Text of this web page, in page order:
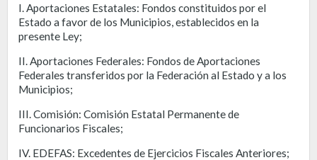
I. Aportaciones Estatales: Fondos constituidos por el
Estado a favor de los Municipios, establecidos en la
presente Ley;
II. Aportaciones Federales: Fondos de Aportaciones
Federales transferidos por la Federación al Estado y a los
Municipios;
III. Comisión: Comisión Estatal Permanente de
Funcionarios Fiscales;
IV. EDEFAS: Excedentes de Ejercicios Fiscales Anteriores;